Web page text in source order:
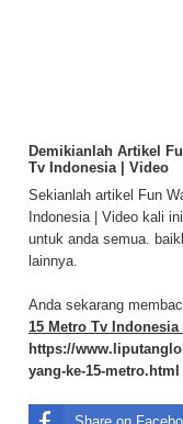
Demikianlah Artikel
Tv Indonesia | Video
Sekianlah artikel Fun
Indonesia | Video kali
untuk anda semua.
lainnya.
Anda sekarang
15 Metro Tv
https://
yang-ke-15-metro.html